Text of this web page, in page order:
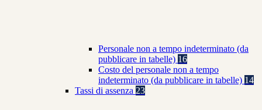
Personale non a tempo indeterminato (da
pubblicare in tabelle) 16
Costo del personale non a tempo
indeterminato (da pubblicare in tabelle) 14
Tassi di assenza 23